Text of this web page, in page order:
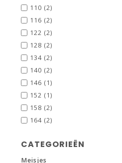
110 (2)
116 (2)
122 (2)
128 (2)
134 (2)
140 (2)
146 (1)
152 (1)
158 (2)
164 (2)
CATEGORIEËN
Meisjes